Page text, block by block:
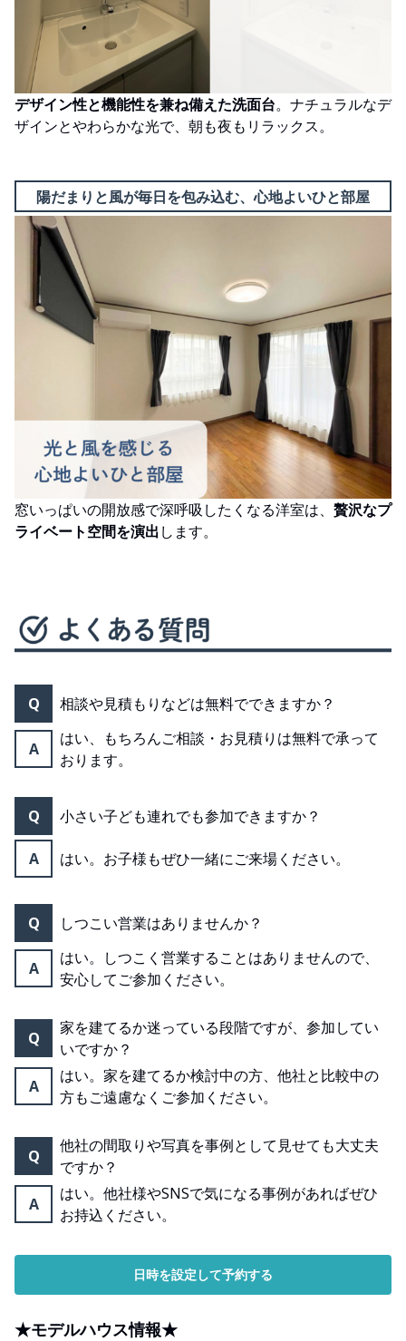
デザイン性と機能性を兼ね備えた洗面台。ナチュラルなデ
ザインとやわらかな光で、朝も夜もリラックス。
陽だまりと風が毎日を包み込む、心地よいひと部屋
窓いっぱいの開放感で深呼吸したくなる洋室は、 贅沢なプ
ライベート空間を演出します。
Q 相談や見積もりなどは無料でできますか？
A
はい、もちろんご相談・お見積りは無料で承って
おります。
Q 小さい子ども連れでも参加できますか？
A はい。お子様もぜひ一緒にご来場ください。
Q しつこい営業はありませんか？
A
はい。しつこく営業することはありませんので、
安心してご参加ください。
Q
家を建てるか迷っている段階ですが、参加してい
いですか？
A
はい。家を建てるか検討中の方、他社と比較中の
方もご遠慮なくご参加ください。
Q
他社の間取りや写真を事例として見せても大丈夫
ですか？
A
はい。他社様やSNSで気になる事例があればぜひ
お持込ください。
日時を設定して予約する
★モデルハウス情報★